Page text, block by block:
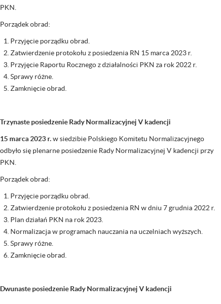
PKN.
Porządek obrad:
Przyjęcie porządku obrad.
Zatwierdzenie protokołu z posiedzenia RN 15 marca 2023 r.
Przyjęcie Raportu Rocznego z działalności PKN za rok 2022 r.
Sprawy różne.
Zamknięcie obrad.
Trzynaste posiedzenie Rady Normalizacyjnej V kadencji
15 marca 2023 r.w siedzibie Polskiego Komitetu Normalizacyjnego
odbyło się plenarne posiedzenie Rady Normalizacyjnej V kadencji przy
PKN.
Porządek obrad:
Przyjęcie porządku obrad.
Zatwierdzenie protokołu z posiedzenia RN w dniu 7 grudnia 2022 r.
Plan działań PKN na rok 2023.
Normalizacja w programach nauczania na uczelniach wyższych.
Sprawy różne.
Zamknięcie obrad.
Dwunaste posiedzenie Rady Normalizacyjnej V kadencji